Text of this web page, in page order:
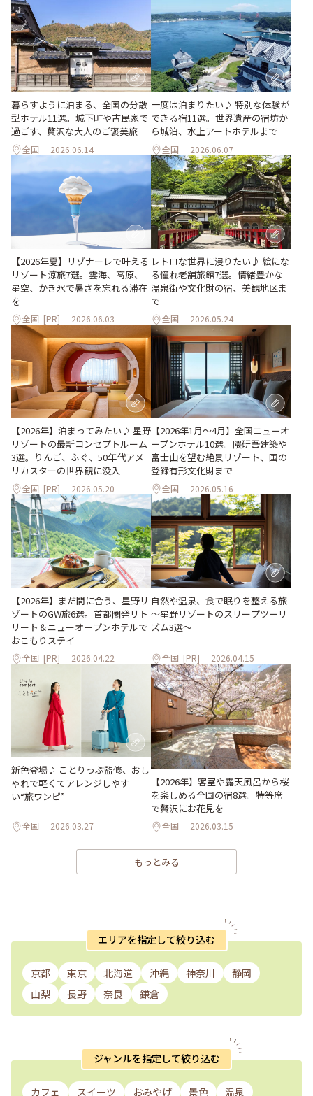
暮らすように泊まる、全国の分散
型ホテル11選。城下町や古民家で
過ごす、贅沢な大人のご褒美旅
全国 2026.06.14
一度は泊まりたい♪ 特別な体験が
できる宿11選。世界遺産の宿坊か
ら城泊、水上アートホテルまで
全国 2026.06.07
【2026年夏】リゾナーレで叶える
リゾート涼旅7選。雲海、高原、
星空、かき氷で暑さを忘れる滞在
を
全国 [PR] 2026.06.03
レトロな世界に浸りたい♪ 絵にな
る憧れ老舗旅館7選。情緒豊かな
温泉街や文化財の宿、美観地区ま
で
全国 2026.05.24
【2026年】泊まってみたい♪ 星野
リゾートの最新コンセプトルーム
3選。りんご、ふぐ、50年代アメ
リカスターの世界観に没入
全国 [PR] 2026.05.20
【2026年1月～4月】全国ニューオ
ープンホテル10選。隈研吾建築や
富士山を望む絶景リゾート、国の
登録有形文化財まで
全国 2026.05.16
【2026年】まだ間に合う、星野リ
ゾートのGW旅6選。首都圏発リト
リート＆ニューオープンホテルで
おこもりステイ
全国 [PR] 2026.04.22
自然や温泉、食で眠りを整える旅
～星野リゾートのスリープツーリ
ズム3選～
全国 [PR] 2026.04.15
新色登場♪ ことりっぷ監修、おし
ゃれで軽くてアレンジしやす
い“旅ワンピ”
全国 2026.03.27
【2026年】客室や露天風呂から桜
を楽しめる全国の宿8選。特等席
で贅沢にお花見を
全国 2026.03.15
もっとみる
エリアを指定して絞り込む
京都 東京 北海道 沖縄 神奈川
静岡
山梨
長野 奈良 鎌倉
ジャンルを指定して絞り込む
カフェ スイーツ おみやげ 景色 温泉